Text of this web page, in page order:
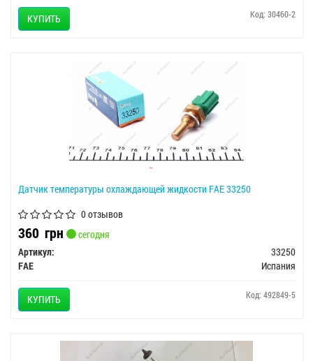
КУПИТЬ Код: 30460-2
Датчик температуры охлаждающей жидкости FAE 33250
0 отзывов
360 грн
сегодня
Артикул:
33250
FAE
Испания
КУПИТЬ Код: 492849-5